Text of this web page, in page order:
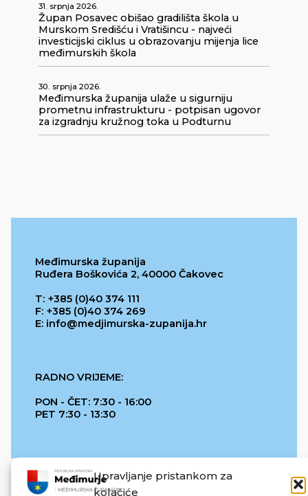
Upravljanje pristankom za
kolačiće
31. srpnja 2026.
Župan Posavec obišao gradilišta škola u
Murskom Središću i Vratišincu - najveći
investicijski ciklus u obrazovanju mijenja lice
međimurskih škola
30. srpnja 2026.
Međimurska županija ulaže u sigurniju
prometnu infrastrukturu - potpisan ugovor
za izgradnju kružnog toka u Podturnu
Međimurska županija
Ruđera Boškovića 2, 40000 Čakovec
T: +385 (0)40 374 111
F: +385 (0)40 374 269
E: info@medjimurska-zupanija.hr
RADNO VRIJEME:
PON - ČET: 7:30 - 16:00
PET 7:30 - 13:30